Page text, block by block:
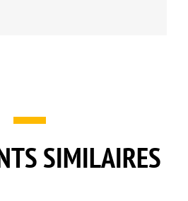
SIMILAIRES